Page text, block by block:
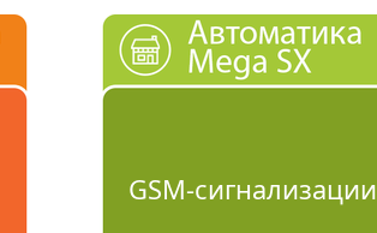
GSM-сигнализации